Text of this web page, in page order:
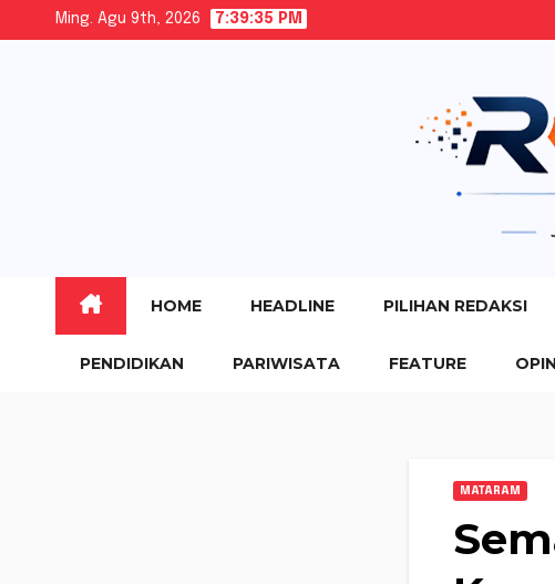
Ming. Agu 9th, 2026 7:39:36 PM
HOME HEADLINE PILIHAN REDAKSI
PENDIDIKAN PARIWISATA FEATURE
MATARAM